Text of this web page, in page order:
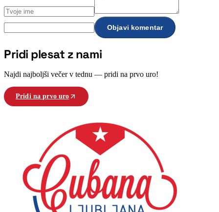
Objavi komentar
Pridi plesat z nami
Najdi najboljši večer v tednu — pridi na prvo uro!
Pridi na prvo uro